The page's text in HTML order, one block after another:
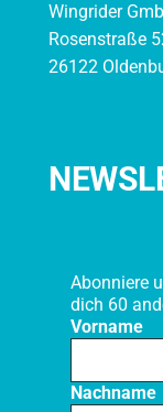
Wingrider
Rosenstraße
26122
Abonniere
dich 60
Vorname
Nachname